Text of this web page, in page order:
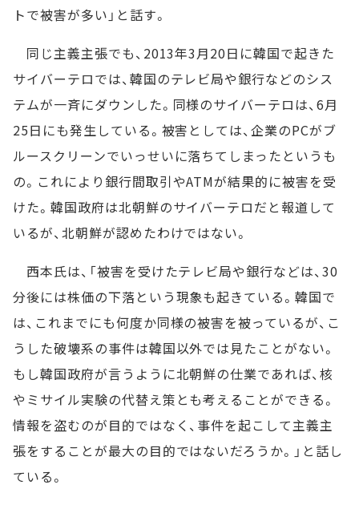
トで被害が多い」と話す。
同じ主義主張でも、2013年3月20日に韓国で起きた
サイバーテロでは、韓国のテレビ局や銀行などのシス
テムが一斉にダウンした。同様のサイバーテロは、6月
25日にも発生している。被害としては、企業のPCがブ
ルースクリーンでいっせいに落ちてしまったというも
の。これにより銀行間取引やATMが結果的に被害を受
けた。韓国政府は北朝鮮のサイバーテロだと報道して
いるが、北朝鮮が認めたわけではない。
西本氏は、「被害を受けたテレビ局や銀行などは、30
分後には株価の下落という現象も起きている。韓国で
は、これまでにも何度か同様の被害を被っているが、こ
うした破壊系の事件は韓国以外では見たことがない。
もし韓国政府が言うように北朝鮮の仕業であれば、核
やミサイル実験の代替え策とも考えることができる。
情報を盗むのが目的ではなく、事件を起こして主義主
張をすることが最大の目的ではないだろうか。」と話し
ている。